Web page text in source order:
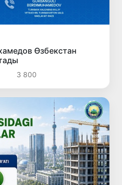
Өзбекстан
3 800